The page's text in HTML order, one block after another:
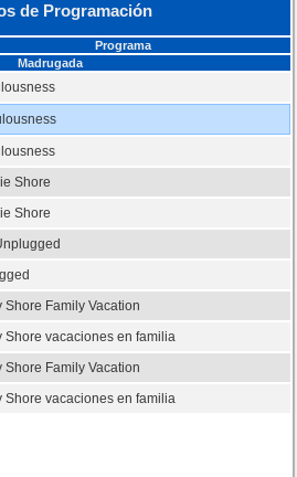
de Programación
Programa
Madrugada
Shore
Shore
Shore Family Vacation
Shore vacaciones en familia
Shore Family Vacation
Shore vacaciones en familia